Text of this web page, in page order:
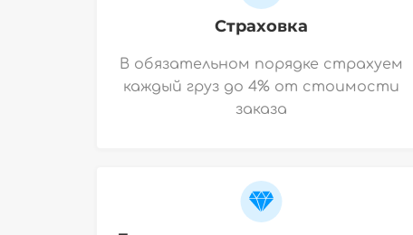
Страховка
В обязательном порядке страхуем
каждый груз до 4% от стоимости
заказа